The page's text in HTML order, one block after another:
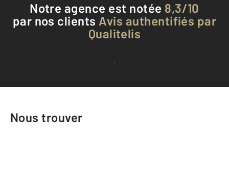
Notre agence est notée 8,3/10
par nos clients Avis authentifiés par
Qualitelis
Voir tous les avis clients
Nous trouver